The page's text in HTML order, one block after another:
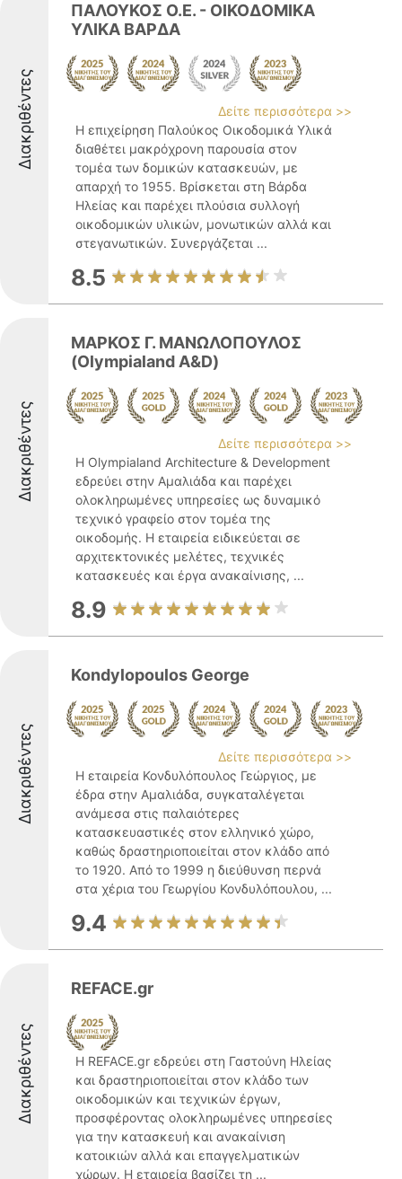
Διακριθέντες
ΠΑΛΟΥΚΟΣ Ο.Ε. - ΟΙΚΟΔΟΜΙΚΑ
ΥΛΙΚΑ ΒΑΡΔΑ
Δείτε περισσότερα >>
Η επιχείρηση Παλούκος Οικοδομικά Υλικά
διαθέτει μακρόχρονη παρουσία στον
τομέα των δομικών κατασκευών, με
απαρχή το 1955. Βρίσκεται στη Βάρδα
Ηλείας και παρέχει πλούσια συλλογή
οικοδομικών υλικών, μονωτικών αλλά και
στεγανωτικών. Συνεργάζεται ...
8.5
Διακριθέντες
ΜΑΡΚΟΣ Γ. ΜΑΝΩΛΟΠΟΥΛΟΣ
(Olympialand A&D)
Δείτε περισσότερα >>
H Olympialand Architecture & Development
εδρεύει στην Αμαλιάδα και παρέχει
ολοκληρωμένες υπηρεσίες ως δυναμικό
τεχνικό γραφείο στον τομέα της
οικοδομής. Η εταιρεία ειδικεύεται σε
αρχιτεκτονικές μελέτες, τεχνικές
κατασκευές και έργα ανακαίνισης, ...
8.9
Διακριθέντες
Kondylopoulos George
Δείτε περισσότερα >>
Η εταιρεία Κονδυλόπουλος Γεώργιος, με
έδρα στην Αμαλιάδα, συγκαταλέγεται
ανάμεσα στις παλαιότερες
κατασκευαστικές στον ελληνικό χώρο,
καθώς δραστηριοποιείται στον κλάδο από
το 1920. Από το 1999 η διεύθυνση περνά
στα χέρια του Γεωργίου Κονδυλόπουλου, ...
9.4
Διακριθέντες
REFACE.gr
Η REFACE.gr εδρεύει στη Γαστούνη Ηλείας
και δραστηριοποιείται στον κλάδο των
οικοδομικών και τεχνικών έργων,
προσφέροντας ολοκληρωμένες υπηρεσίες
για την κατασκευή και ανακαίνιση
κατοικιών αλλά και επαγγελματικών
χώρων. Η εταιρεία βασίζει τη ...